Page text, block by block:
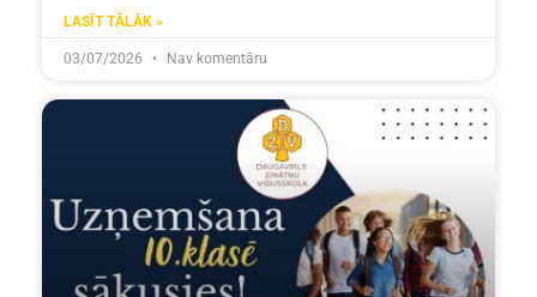
LASĪT TĀLĀK »
03/07/2026 Nav komentāru